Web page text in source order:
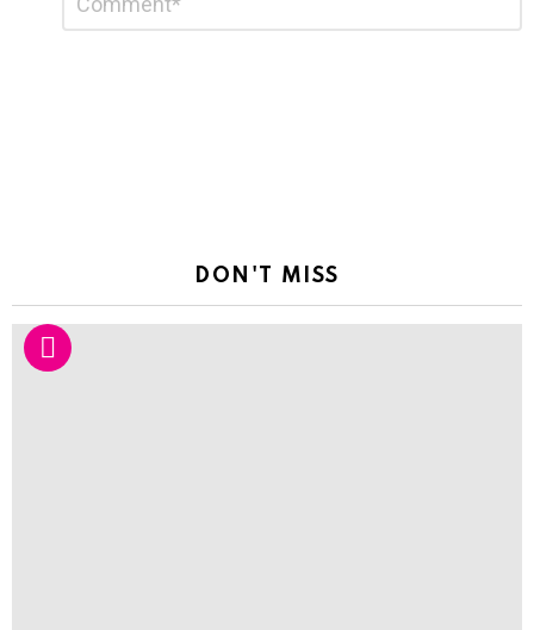
Reply
DON'T MISS